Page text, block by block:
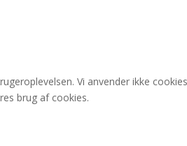
Vi anvender ikke
brug af cookies.